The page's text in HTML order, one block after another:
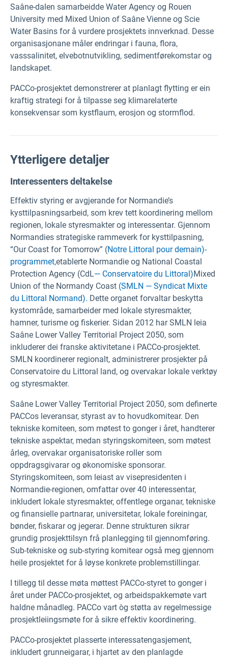
Saâne-dalen samarbeidde Water Agency og Rouen
University med Mixed Union of Saâne Vienne og Scie
Water Basins for å vurdere prosjektets innverknad. Desse
organisasjonane måler endringar i fauna, flora,
vasssalinitet, elvebotnutvikling, sedimentførekomstar og
landskapet.
PACCo-prosjektet demonstrerer at planlagt flytting er ein
kraftig strategi for å tilpasse seg klimarelaterte
konsekvensar som kystflaum, erosjon og stormflod.
Ytterligere detaljer
Interessenters deltakelse
Effektiv styring er avgjerande for Normandie’s
kysttilpasningsarbeid, som krev tett koordinering mellom
regionen, lokale styresmakter og interessentar. Gjennom
Normandies strategiske rammeverk for kysttilpasning,
“Our Coast for Tomorrow” (Notre Littoral pour demain)-
programmet,etablerte Normandie og National Coastal
Protection Agency (CdL— Conservatoire du Littoral)Mixed
Union of the Normandy Coast (SMLN — Syndicat Mixte
du Littoral Normand). Dette organet forvaltar beskytta
kystområde, samarbeider med lokale styresmakter,
hamner, turisme og fiskerier. Sidan 2012 har SMLN leia
Saâne Lower Valley Territorial Project 2050, som
inkluderer dei franske aktivitetane i PACCo-prosjektet.
SMLN koordinerer regionalt, administrerer prosjekter på
Conservatoire du Littoral land, og overvakar lokale verktøy
og styresmakter.
Saâne Lower Valley Territorial Project 2050, som definerte
PACCos leveransar, styrast av to hovudkomitear. Den
tekniske komiteen, som møtest to gonger i året, handterer
tekniske aspektar, medan styringskomiteen, som møtest
årleg, overvakar organisatoriske roller som
oppdragsgivarar og økonomiske sponsorar.
Styringskomiteen, som leiast av visepresidenten i
Normandie-regionen, omfattar over 40 interessentar,
inkludert lokale styresmakter, offentlege organar, tekniske
og finansielle partnarar, universitetar, lokale foreiningar,
bønder, fiskarar og jegerar. Denne strukturen sikrar
grundig prosjekttilsyn frå planlegging til gjennomføring.
Sub-tekniske og sub-styring komitear også meg gjennom
heile prosjektet for å løyse konkrete problemstillingar.
I tillegg til desse møta møttest PACCo-styret to gonger i
året under PACCo-prosjektet, og arbeidspakkemøte vart
haldne månadleg. PACCo vart òg støtta av regelmessige
prosjektleiingsmøte for å sikre effektiv koordinering.
PACCo-prosjektet plasserte interessatengasjement,
inkludert grunneigarar, i hjartet av den planlagde